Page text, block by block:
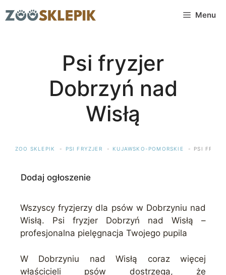
do
Menu
Psi fryzjer
Dobrzyń nad
Wisłą
ZOO SKLEPIK PSI FRYZJER KUJAWSKO-POMORSKIE PSI
Dodaj ogłoszenie
Wszyscy fryzjerzy dla psów w Dobrzyniu nad
Wisłą. Psi fryzjer Dobrzyń nad Wisłą –
profesjonalna pielęgnacja Twojego pupila
W Dobrzyniu nad Wisłą coraz więcej
właścicieli psów dostrzega, że